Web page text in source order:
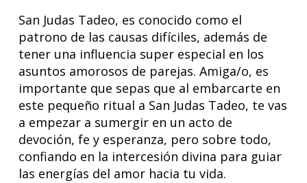
San Judas Tadeo, es conocido como el
patrono de las causas difíciles, además de
tener una influencia super especial en los
asuntos amorosos de parejas. Amiga/o, es
importante que sepas que al embarcarte en
este pequeño ritual a San Judas Tadeo, te vas
a empezar a sumergir en un acto de
devoción, fe y esperanza, pero sobre todo,
confiando en la intercesión divina para guiar
las energías del amor hacia tu vida.